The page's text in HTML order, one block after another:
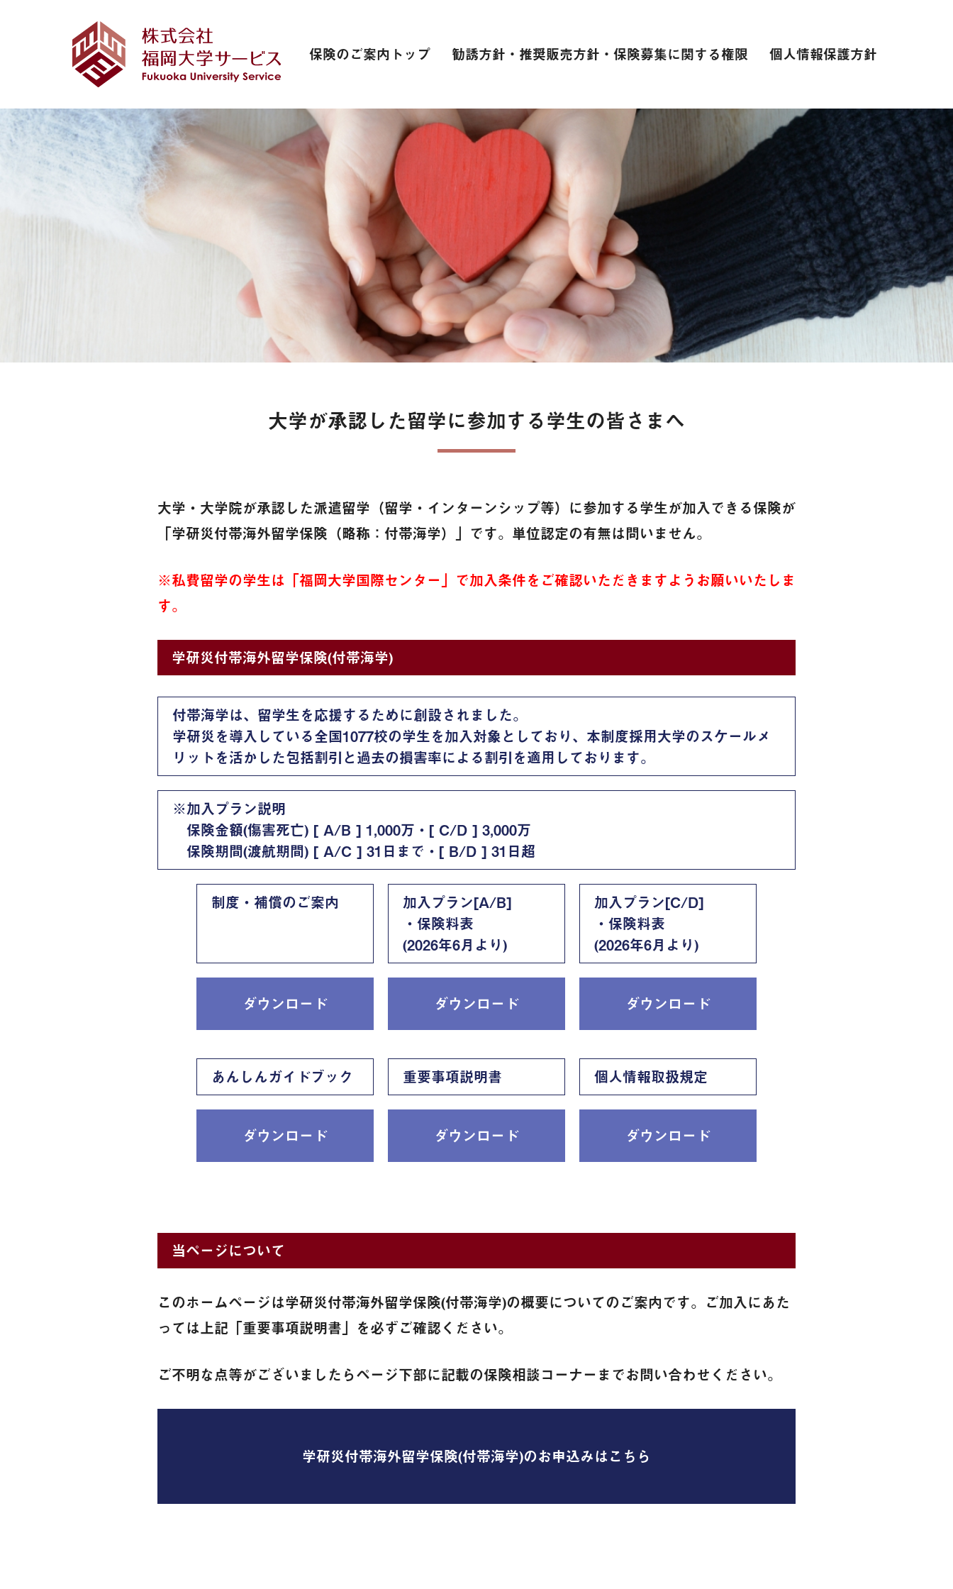
保険のご案内トップ 勧誘方針・推奨販売方針・保険募集に関する権限 個人情報保護方針
大学が承認した留学に参加する学生の皆さまへ
大学・大学院が承認した派遣留学（留学・インターンシップ等）に参加する学生が加入できる保険が
「学研災付帯海外留学保険（略称：付帯海学）」です。単位認定の有無は問いません。
※私費留学の学生は「福岡大学国際センター」で加入条件をご確認いただきますようお願いいたしま
す。
学研災付帯海外留学保険(付帯海学)
付帯海学は、留学生を応援するために創設されました。
学研災を導入している全国1077校の学生を加入対象としており、本制度採用大学のスケールメ
リットを活かした包括割引と過去の損害率による割引を適用しております。
※加入プラン説明
保険金額(傷害死亡) [ A/B ] 1,000万・[ C/D ] 3,000万
保険期間(渡航期間) [ A/C ] 31日まで・[ B/D ] 31日超
制度・補償のご案内
ダウンロード
加入プラン[A/B]
・保険料表
(2026年6月より)
ダウンロード
加入プラン[C/D]
・保険料表
(2026年6月より)
ダウンロード
あんしんガイドブック
ダウンロード
重要事項説明書
ダウンロード
個人情報取扱規定
ダウンロード
当ページについて
このホームページは学研災付帯海外留学保険(付帯海学)の概要についてのご案内です。ご加入にあた
っては上記「重要事項説明書」を必ずご確認ください。
ご不明な点等がございましたらページ下部に記載の保険相談コーナーまでお問い合わせください。
学研災付帯海外留学保険(付帯海学)のお申込みはこちら